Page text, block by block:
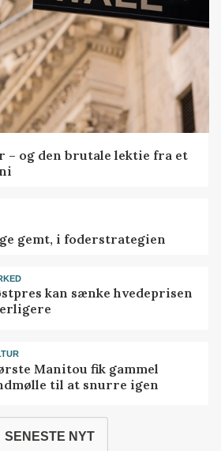
– og den brutale lektie fra et
gemt, i foderstrategien
kan sænke hvedeprisen
Manitou fik gammel
til at snurre igen
SENESTE NYT